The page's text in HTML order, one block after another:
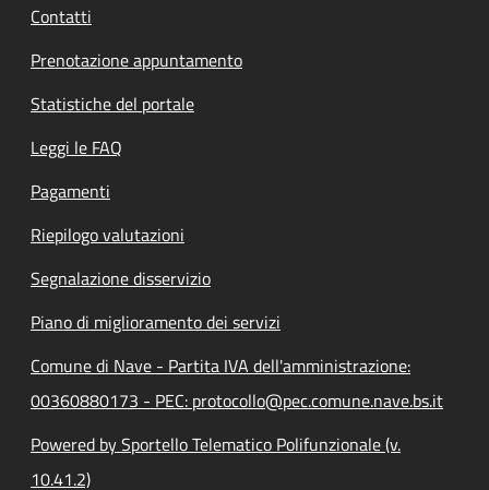
Contatti
Prenotazione appuntamento
Statistiche del portale
Leggi le FAQ
Pagamenti
Riepilogo valutazioni
Segnalazione disservizio
Piano di miglioramento dei servizi
Comune di Nave - Partita IVA dell'amministrazione:
00360880173 - PEC: protocollo@pec.comune.nave.bs.it
Powered by Sportello Telematico Polifunzionale (v.
10.41.2)